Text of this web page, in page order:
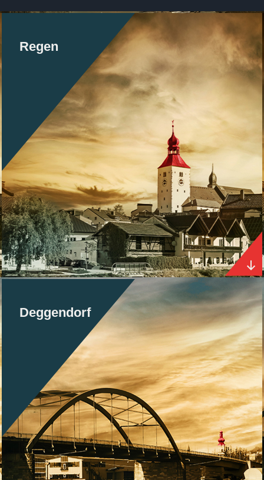
Regen
Deggendorf